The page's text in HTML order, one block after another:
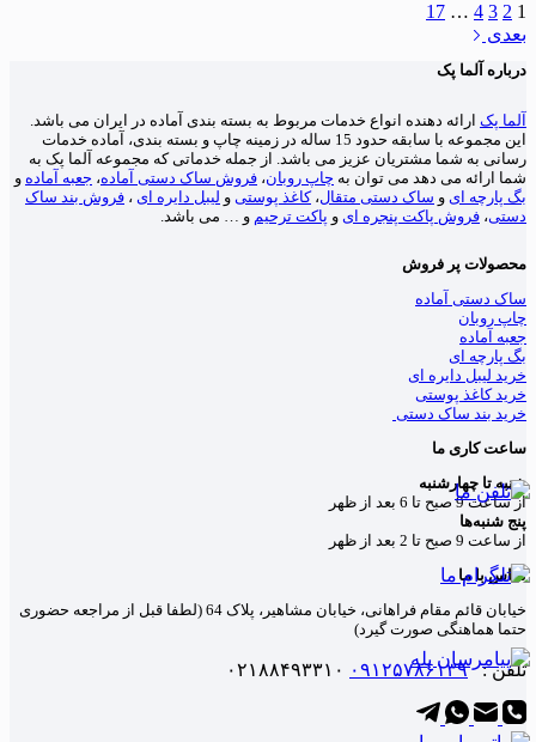
1
2
3
4
…
17
بعدی
درباره آلما پک
آلما پک ارائه دهنده انواع خدمات مربوط به بسته بندی آماده در ایران می باشد.
این مجموعه با سابقه حدود 15 ساله در زمینه چاپ و بسته بندی، آماده خدمات
رسانی به شما مشتریان عزیز می باشد. از جمله خدماتی که مجموعه آلما پک به
شما ارائه می دهد می توان به چاپ روبان، فروش ساک دستی آماده، جعبه آماده و
بگ پارچه ای و ساک دستی متقال،کاغذ پوستی و لیبل دایره ای ، فروش بند ساک
دستی، فروش پاکت پنجره ای و پاکت ترحیم و … می باشد.
محصولات پر فروش
ساک دستی آماده
چاپ روبان
جعبه آماده
بگ پارچه ای
خرید لیبل دایره ای
خرید کاغذ پوستی
خرید بند ساک دستی
ساعت کاری ما
شنبه تا چهارشنبه
از ساعت 9 صبح تا 6 بعد از ظهر
پنج شنبه‌ها
از ساعت 9 صبح تا 2 بعد از ظهر
تماس با ما
خیابان قائم مقام فراهانی، خیابان مشاهیر، پلاک 64 (لطفا قبل از مراجعه حضوری
حتما هماهنگی صورت گیرد)
تلفن :۰۹۱۲۵۷۸۶۱۳۹